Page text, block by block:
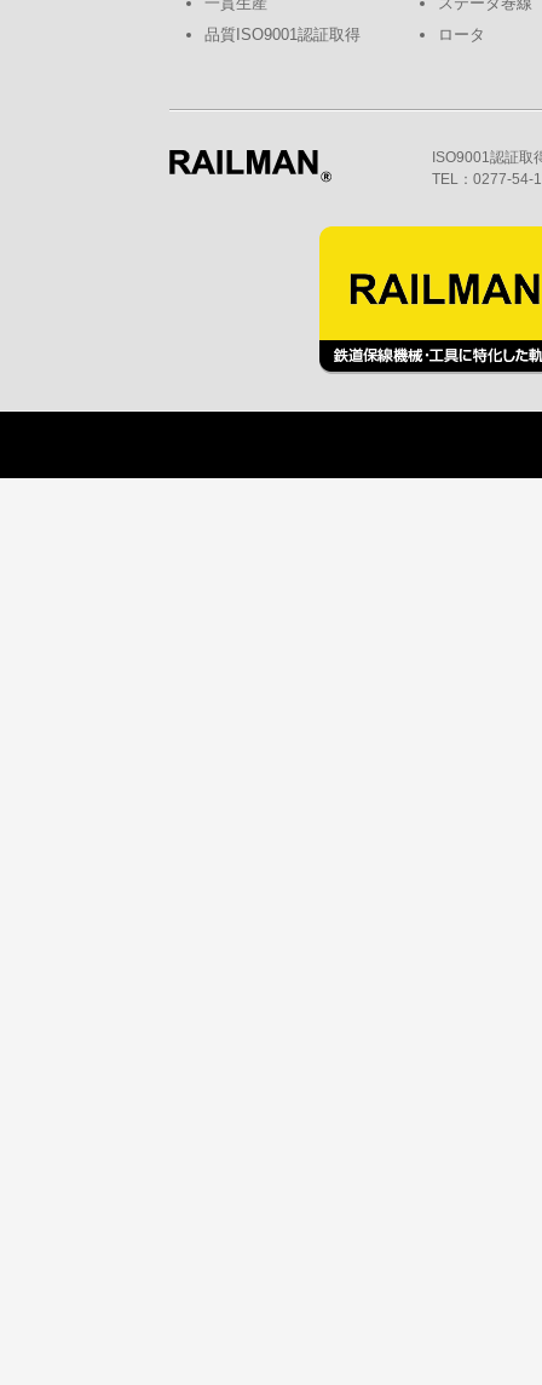
品質ISO9001認証取得
ロータ
ISO9001認証
TEL：0277-